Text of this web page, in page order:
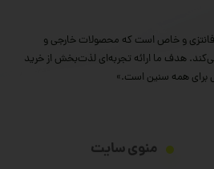
فانتزی و خاص است که محصولات خارجی و
هدف ما ارائه تجربه‌ای لذت‌بخش از خرید
برای همه سنین است.»
منوی سایت